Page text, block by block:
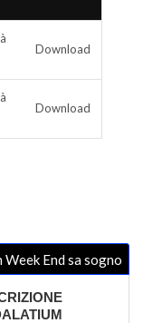
Download
Download
End sa sogno